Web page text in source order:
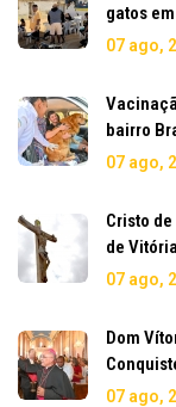
gatos
07 ago,
bairro
07 ago,
Cristo
de
07 ago,
Dom
07 ago,